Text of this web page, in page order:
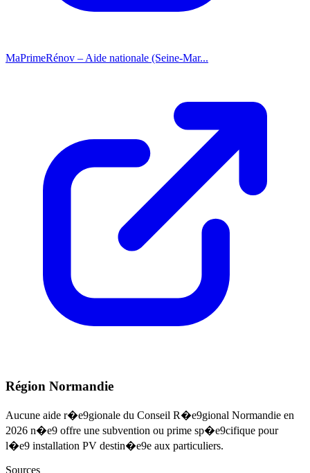
MaPrimeRénov – Aide nationale (Seine-Mar...
Région Normandie
Aucune aide r�e9gionale du Conseil R�e9gional Normandie en
2026 n�e9 offre une subvention ou prime sp�e9cifique pour
l�e9 installation PV destin�e9e aux particuliers.
Sources